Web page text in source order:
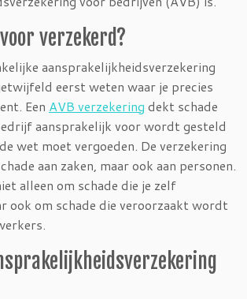
verzekerd?
aansprakelijkheidsverzekering
eerst weten waar je precies
Een AVB verzekering dekt schade
aansprakelijk voor wordt gesteld
wet moet vergoeden. De verzekering
aan zaken, maar ook aan personen.
alleen om schade die je zelf
ook om schade die veroorzaakt wordt